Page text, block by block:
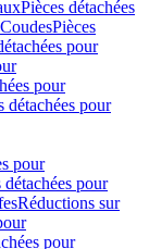
Pièces détachées
CoudesPièces
pour
pour
détachées pour
pour
détachées pour
Réductions sur
pour